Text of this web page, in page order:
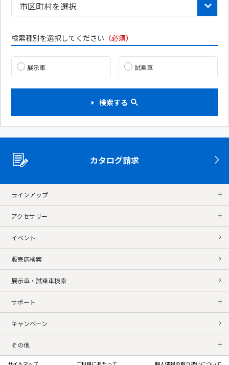
検索種別を選択してください （必須）
展示車 試乗車
検索する
カタログ請求
ラインアップ
アクセサリー
イベント
販売店検索
展示車・試乗車検索
サポート
キャンペーン
その他